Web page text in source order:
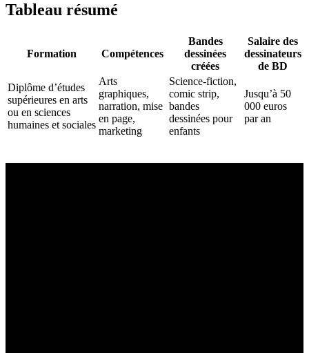
Tableau résumé
Formation Compétences
Bandes
dessinées
créées
Salaire des
dessinateurs
de BD
Diplôme d’études
supérieures en arts
ou en sciences
humaines et sociales
Arts
graphiques,
narration, mise
en page,
marketing
Science-fiction,
comic strip,
bandes
dessinées pour
enfants
Jusqu’à 50
000 euros
par an